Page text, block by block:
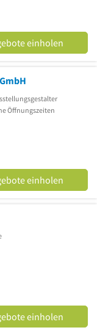
einholen
Öffnungszeiten
einholen
einholen